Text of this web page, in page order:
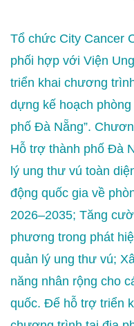
Tổ chức City Cancer
phối hợp với Viện
triển khai chương
dựng kế hoạch
phố Đà Nẵng”.
Hỗ trợ thành phố Đà
lý ung thư vú toàn
động quốc gia về
2026–2035; Tăng
phương trong phát
quản lý ung thư vú;
năng nhân rộng cho
quốc. Để hỗ trợ triển